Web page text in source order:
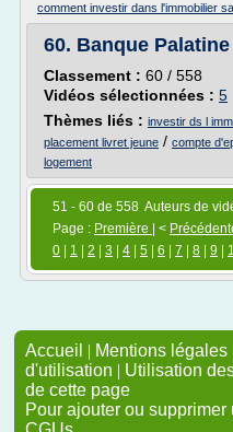
comment investir dans l'immobilier
60. Banque Palatine
Classement : 60 / 558
Vidéos sélectionnées : 5
Thèmes liés : investir ds l
placement livret jeune / compte
logement
51 - 60 de 558 Auteurs de
Page : Première | <
0
1 2 3 4 5 6 7 8 9
Accueil | Mentions légales
d'utilisation | Utilisation
de cette page
Pour ajouter ou